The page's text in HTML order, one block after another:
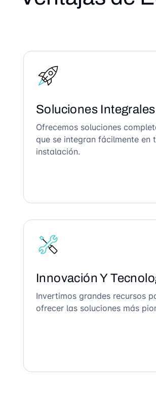
Soluciones Integrales
Ofrecemos soluciones
que se integran fácilmente en
instalación.
Innovación Y
Invertimos grandes recursos
ofrecer las soluciones más